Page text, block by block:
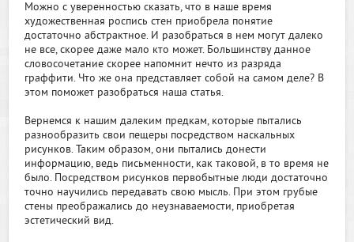
Можно с уверенностью сказать, что в наше время
художественная роспись стен приобрела понятие
достаточно абстрактное. И разобраться в нем могут далеко
не все, скорее даже мало кто может. Большинству данное
словосочетание скорее напомнит нечто из разряда
граффити. Что же она представляет собой на самом деле? В
этом поможет разобраться наша статья.
Вернемся к нашим далеким предкам, которые пытались
разнообразить свои пещеры посредством наскальных
рисунков. Таким образом, они пытались донести
информацию, ведь письменности, как таковой, в то время не
было. Посредством рисунков первобытные люди достаточно
точно научились передавать свою мысль. При этом грубые
стены преображались до неузнаваемости, приобретая
эстетический вид.